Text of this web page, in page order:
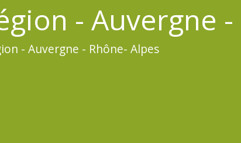
- Auvergne
- Auvergne - Rhône- Alpes